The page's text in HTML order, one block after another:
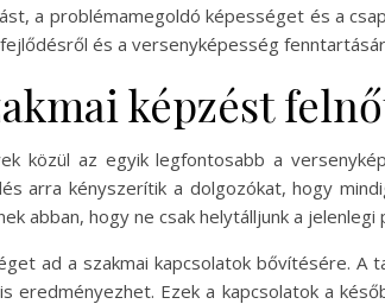
a problémamegoldó képességet és a
és a versenyképesség
képzést
közül az egyik legfontosabb a
arra kényszerítik a dolgozókat, hogy
abban, hogy ne csak helytálljunk a
ad a szakmai kapcsolatok bővítésére. A
eredményezhet. Ezek a kapcsolatok a